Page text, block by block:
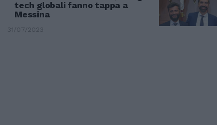
tech globali fanno tappa a
Messina
31/07/2023